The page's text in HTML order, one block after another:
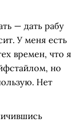
— дать рабу
У меня есть
времен, что я
но
Нет